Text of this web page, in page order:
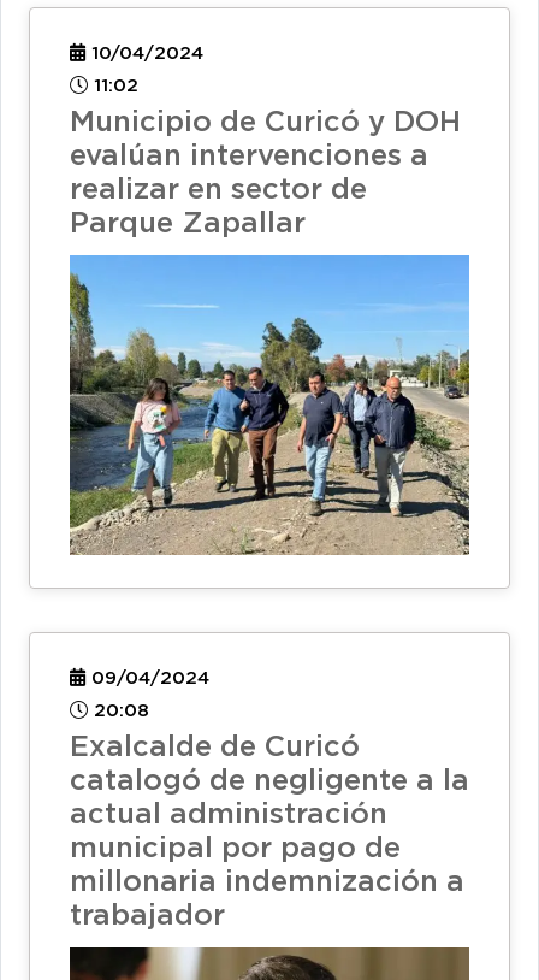
10/04/2024
11:02
Municipio de Curicó y DOH
evalúan intervenciones a
realizar en sector de
Parque Zapallar
09/04/2024
20:08
Exalcalde de Curicó
catalogó de negligente a la
actual administración
municipal por pago de
millonaria indemnización a
trabajador